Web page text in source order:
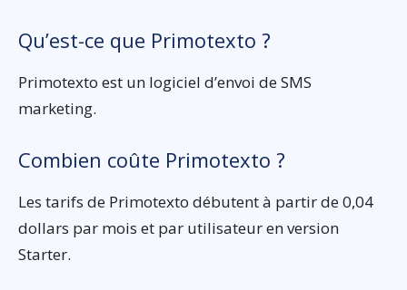
Qu’est-ce que Primotexto ?
Primotexto est un logiciel d’envoi de SMS
marketing.
Combien coûte Primotexto ?
Les tarifs de Primotexto débutent à partir de 0,04
dollars par mois et par utilisateur en version
Starter.